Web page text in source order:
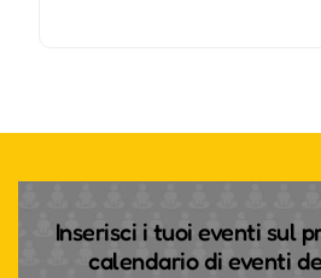
Inserisci i tuoi eventi sul
calendario di eventi